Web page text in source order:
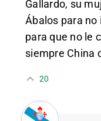
Gallardo, su
Ábalos para no
para que no le
siempre China
20